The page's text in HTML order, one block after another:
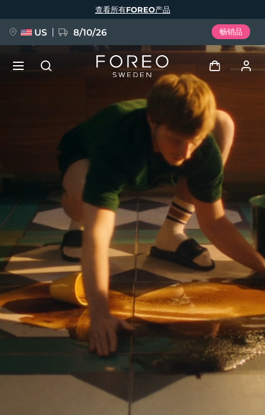
查看所有FOREO产品
US 8/10/26 畅销品
登录
用户信息
我的设备
我的订单
我的地址
我的订阅
FAQ™ Pure Beauty-Tech Elixir
BREAKING NEWS
issa™ Teeth Whitening Set
FAQ™ Dual LED Panel
Español
Português
Polski
Svenska
Русский
Türkçe
简体中文 繁體中文
发货国家
美国 预计送达日期8/10/26
英国 预计送达日期 8/9/26
预计送达日期 8/9/26
预计送达日期